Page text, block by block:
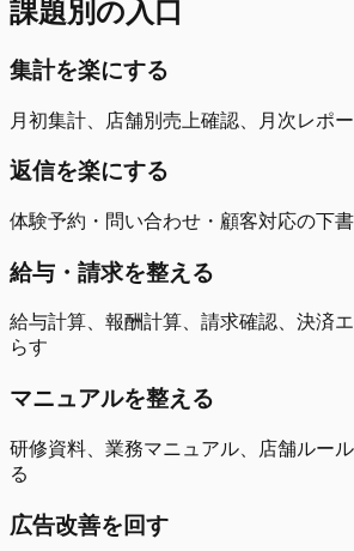
課題別の入口
集計を楽にする
月初集計、店舗別売上確認、月次レポ
返信を楽にする
体験予約・問い合わせ・顧客対応の下
給与・請求を整える
給与計算、報酬計算、請求確認、決済
らす
マニュアルを整える
研修資料、業務マニュアル、店舗ルー
る
広告改善を回す